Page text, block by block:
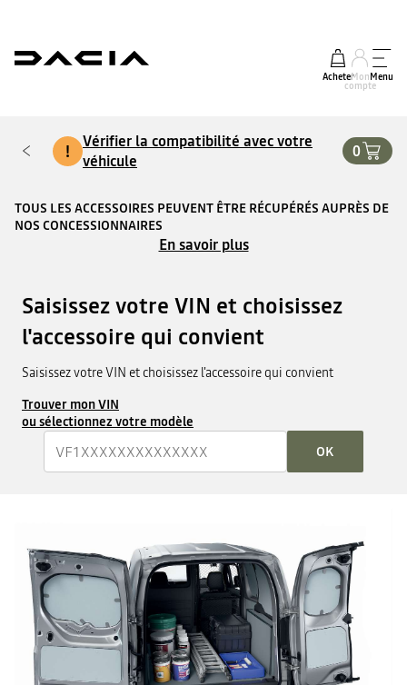
AcheterMon
compte
Menu
!
Vérifier la compatibilité avec votre
véhicule
0
TOUS LES ACCESSOIRES PEUVENT ÊTRE RÉCUPÉRÉS AUPRÈS DE
NOS CONCESSIONNAIRES
En savoir plus
Saisissez votre VIN et choisissez
l'accessoire qui convient
Saisissez votre VIN et choisissez l'accessoire qui convient
Trouver mon VIN
ou sélectionnez votre modèle
OK